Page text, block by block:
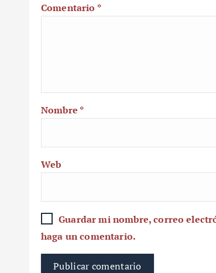
Comentario *
Nombre *
Web
Guardar mi nombre, correo
haga un comentario.